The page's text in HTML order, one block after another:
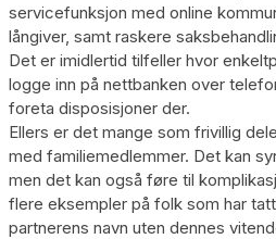
servicefunksjon med online
långiver, samt raskere
Det er imidlertid tilfeller hvor
logge inn på nettbanken over
foreta disposisjoner der.
Ellers er det mange som frivillig
med familiemedlemmer. Det kan
men det kan også føre til
flere eksempler på folk som har
partnerens navn uten dennes